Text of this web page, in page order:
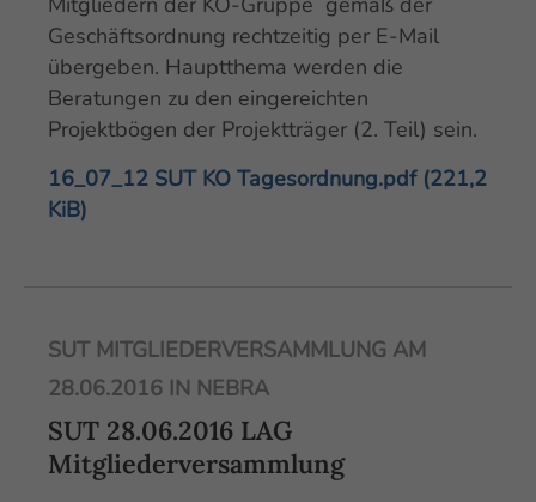
Drop us a line
info@yourdomain.com
About us
Lorem ipsum dolor sit amet, consectetuer
magnis dis parturient montes, nascetur
ridiculus mus. Donec quam felis, ultricies nec.
Geschäftsordnung rechtzeitig per E-Mail
übergeben. Hauptthema werden die
Beratungen zu den eingereichten
Projektbögen der Projektträger (2. Teil) sein.
16_07_12 SUT KO Tagesordnung.pdf (221,2
KiB)
SUT MITGLIEDERVERSAMMLUNG AM
28.06.2016 IN NEBRA
SUT 28.06.2016 LAG
Mitgliederversammlung